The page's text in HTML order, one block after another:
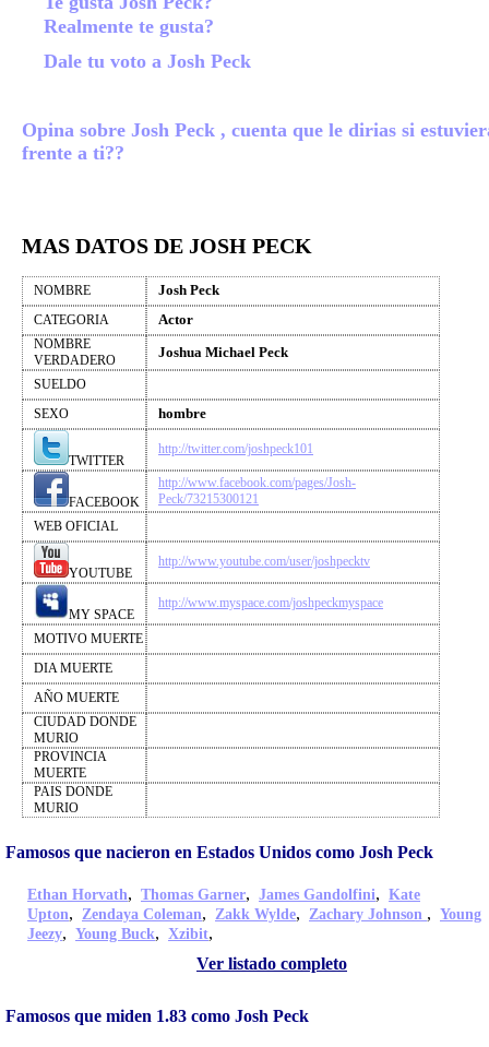
Realmente te gusta?
Dale tu voto a Josh Peck
Opina sobre Josh Peck , cuenta que le dirias si
frente a ti??
MAS DATOS DE JOSH PECK
NOMBRE Josh Peck
CATEGORIA Actor
NOMBRE
VERDADERO
Joshua Michael Peck
SUELDO
SEXO
hombre
TWITTER
http://twitter.com/joshpeck101
FACEBOOK
http://www.facebook.com/pages/Josh-
Peck/73215300121
WEB OFICIAL
YOUTUBE
http://www.youtube.com/user/joshpecktv
MY SPACE
http://www.myspace.com/joshpeckmyspace
MOTIVO MUERTE
DIA MUERTE
AÑO MUERTE
CIUDAD DONDE
MURIO
PROVINCIA
MUERTE
PAIS DONDE
MURIO
Famosos que nacieron en Estados Unidos como Josh Peck
Ethan Horvath, Thomas Garner, James Gandolfini, Kate
Upton, Zendaya Coleman, Zakk Wylde, Zachary Johnson , Young
Jeezy, Young Buck, Xzibit,
Ver listado completo
Famosos que miden 1.83 como Josh Peck